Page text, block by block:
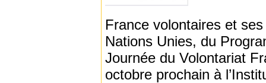
France volontaires et
Nations Unies, du
Journée du Volontariat
octobre prochain à